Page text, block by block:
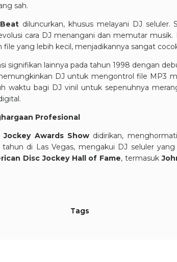
sah.
diluncurkan, khusus melayani DJ seluler.
cara DJ menangani dan memutar
file yang lebih kecil, menjadikannya sangat
signifikan lainnya pada tahun 1998 dengan
DJ untuk mengontrol file MP3
waktu bagi DJ vinil untuk sepenuhnya
Profesional
Jockey Awards Show didirikan,
di Las Vegas, mengakui DJ seluler
Disc Jockey Hall of Fame, termasuk
Tags